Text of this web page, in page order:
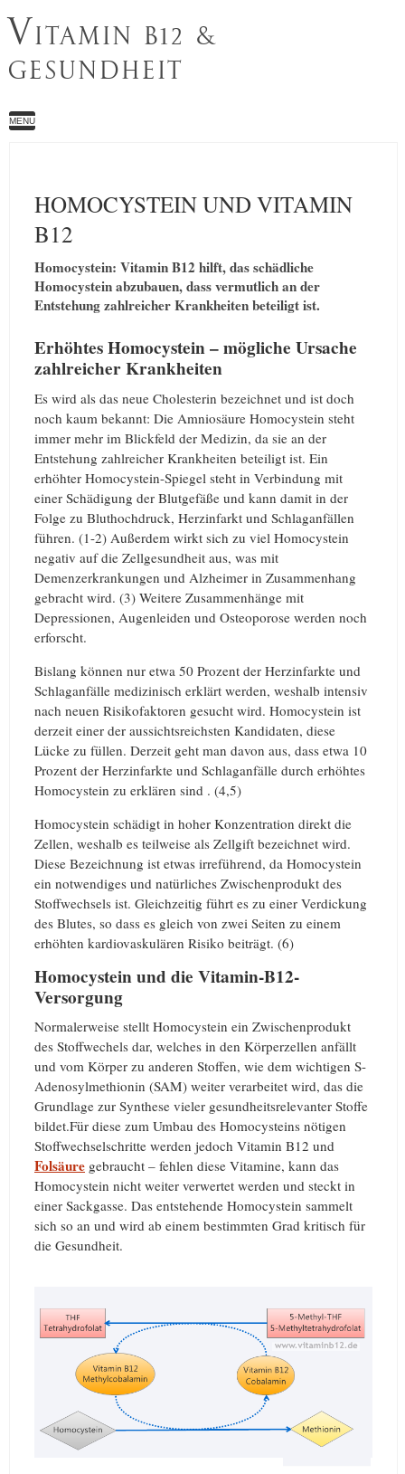
VITAMIN B12 &
GESUNDHEIT
MENU
HOMOCYSTEIN UND VITAMIN
B12
Homocystein: Vitamin B12 hilft, das schädliche
Homocystein abzubauen, dass vermutlich an der
Entstehung zahlreicher Krankheiten beteiligt ist.
Erhöhtes Homocystein – mögliche Ursache
zahlreicher Krankheiten
Es wird als das neue Cholesterin bezeichnet und ist doch
noch kaum bekannt: Die Amniosäure Homocystein steht
immer mehr im Blickfeld der Medizin, da sie an der
Entstehung zahlreicher Krankheiten beteiligt ist. Ein
erhöhter Homocystein-Spiegel steht in Verbindung mit
einer Schädigung der Blutgefäße und kann damit in der
Folge zu Bluthochdruck, Herzinfarkt und Schlaganfällen
führen. (1-2) Außerdem wirkt sich zu viel Homocystein
negativ auf die Zellgesundheit aus, was mit
Demenzerkrankungen und Alzheimer in Zusammenhang
gebracht wird. (3) Weitere Zusammenhänge mit
Depressionen, Augenleiden und Osteoporose werden noch
erforscht.
Bislang können nur etwa 50 Prozent der Herzinfarkte und
Schlaganfälle medizinisch erklärt werden, weshalb intensiv
nach neuen Risikofaktoren gesucht wird. Homocystein ist
derzeit einer der aussichtsreichsten Kandidaten, diese
Lücke zu füllen. Derzeit geht man davon aus, dass etwa 10
Prozent der Herzinfarkte und Schlaganfälle durch erhöhtes
Homocystein zu erklären sind . (4,5)
Homocystein schädigt in hoher Konzentration direkt die
Zellen, weshalb es teilweise als Zellgift bezeichnet wird.
Diese Bezeichnung ist etwas irreführend, da Homocystein
ein notwendiges und natürliches Zwischenprodukt des
Stoffwechsels ist. Gleichzeitig führt es zu einer Verdickung
des Blutes, so dass es gleich von zwei Seiten zu einem
erhöhten kardiovaskulären Risiko beiträgt. (6)
Homocystein und die Vitamin-B12-
Versorgung
Normalerweise stellt Homocystein ein Zwischenprodukt
des Stoffwechels dar, welches in den Körperzellen anfällt
und vom Körper zu anderen Stoffen, wie dem wichtigen S-
Adenosylmethionin (SAM) weiter verarbeitet wird, das die
Grundlage zur Synthese vieler gesundheitsrelevanter Stoffe
bildet.Für diese zum Umbau des Homocysteins nötigen
Stoffwechselschritte werden jedoch Vitamin B12 und
Folsäure gebraucht – fehlen diese Vitamine, kann das
Homocystein nicht weiter verwertet werden und steckt in
einer Sackgasse. Das entstehende Homocystein sammelt
sich so an und wird ab einem bestimmten Grad kritisch für
die Gesundheit.